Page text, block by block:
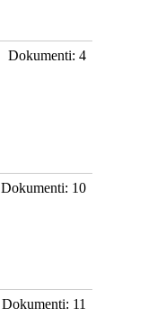
Dokumenti: 4
Dokumenti: 10
Dokumenti: 11